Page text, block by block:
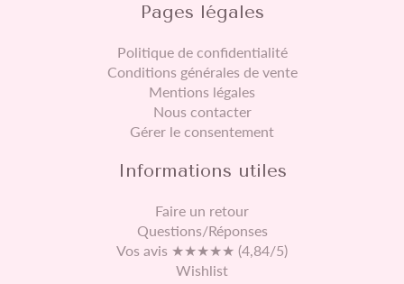
Pages légales
Politique de confidentialité
Conditions générales de vente
Mentions légales
Nous contacter
Gérer le consentement
Informations utiles
Faire un retour
Questions/Réponses
Vos avis ★★★★★ (4,84/5)
Wishlist